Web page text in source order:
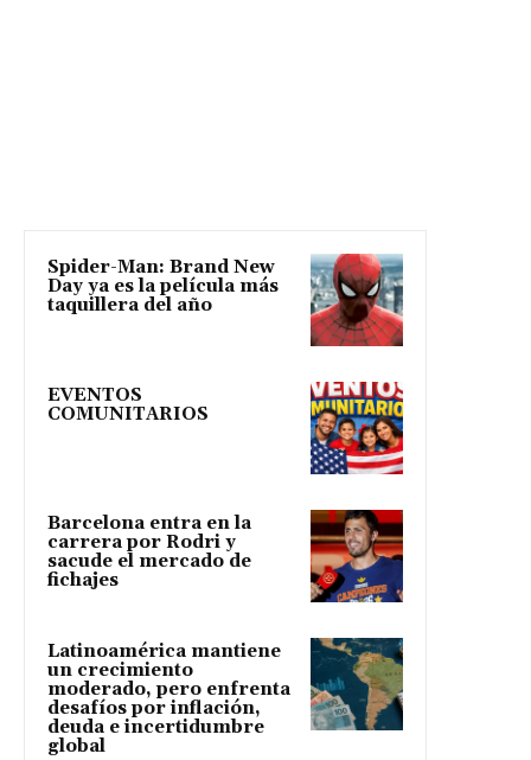
Spider-Man: Brand New
Day ya es la película más
taquillera del año
EVENTOS
COMUNITARIOS
Barcelona entra en la
carrera por Rodri y
sacude el mercado de
fichajes
Latinoamérica mantiene
un crecimiento
moderado, pero enfrenta
desafíos por inflación,
deuda e incertidumbre
global